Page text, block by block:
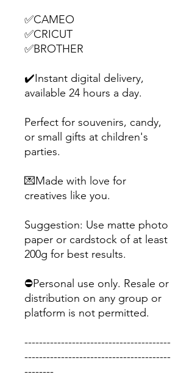
✅CAMEO
✅CRICUT
✅BROTHER
✔️Instant digital delivery,
available 24 hours a day.
Perfect for souvenirs, candy,
or small gifts at children's
parties.
💌Made with love for
creatives like you.
Suggestion: Use matte photo
paper or cardstock of at least
200g for best results.
⛔Personal use only. Resale or
distribution on any group or
platform is not permitted.
----------------------------------------
----------------------------------------
--------